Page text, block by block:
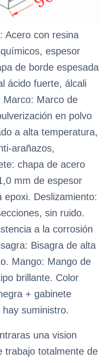
Acero con resina
espesor
de borde espesada
ácido fuerte, álcali
Marco de
en polvo
a alta temperatura,
arañazos,
chapa de acero
mm de espesor
epoxi. Deslizamiento:
sin ruido.
a la corrosión
Bisagra de alta
Mango: Mango de
brillante. Color
+ gabinete
suministro.
una vision
trabajo totalmente de